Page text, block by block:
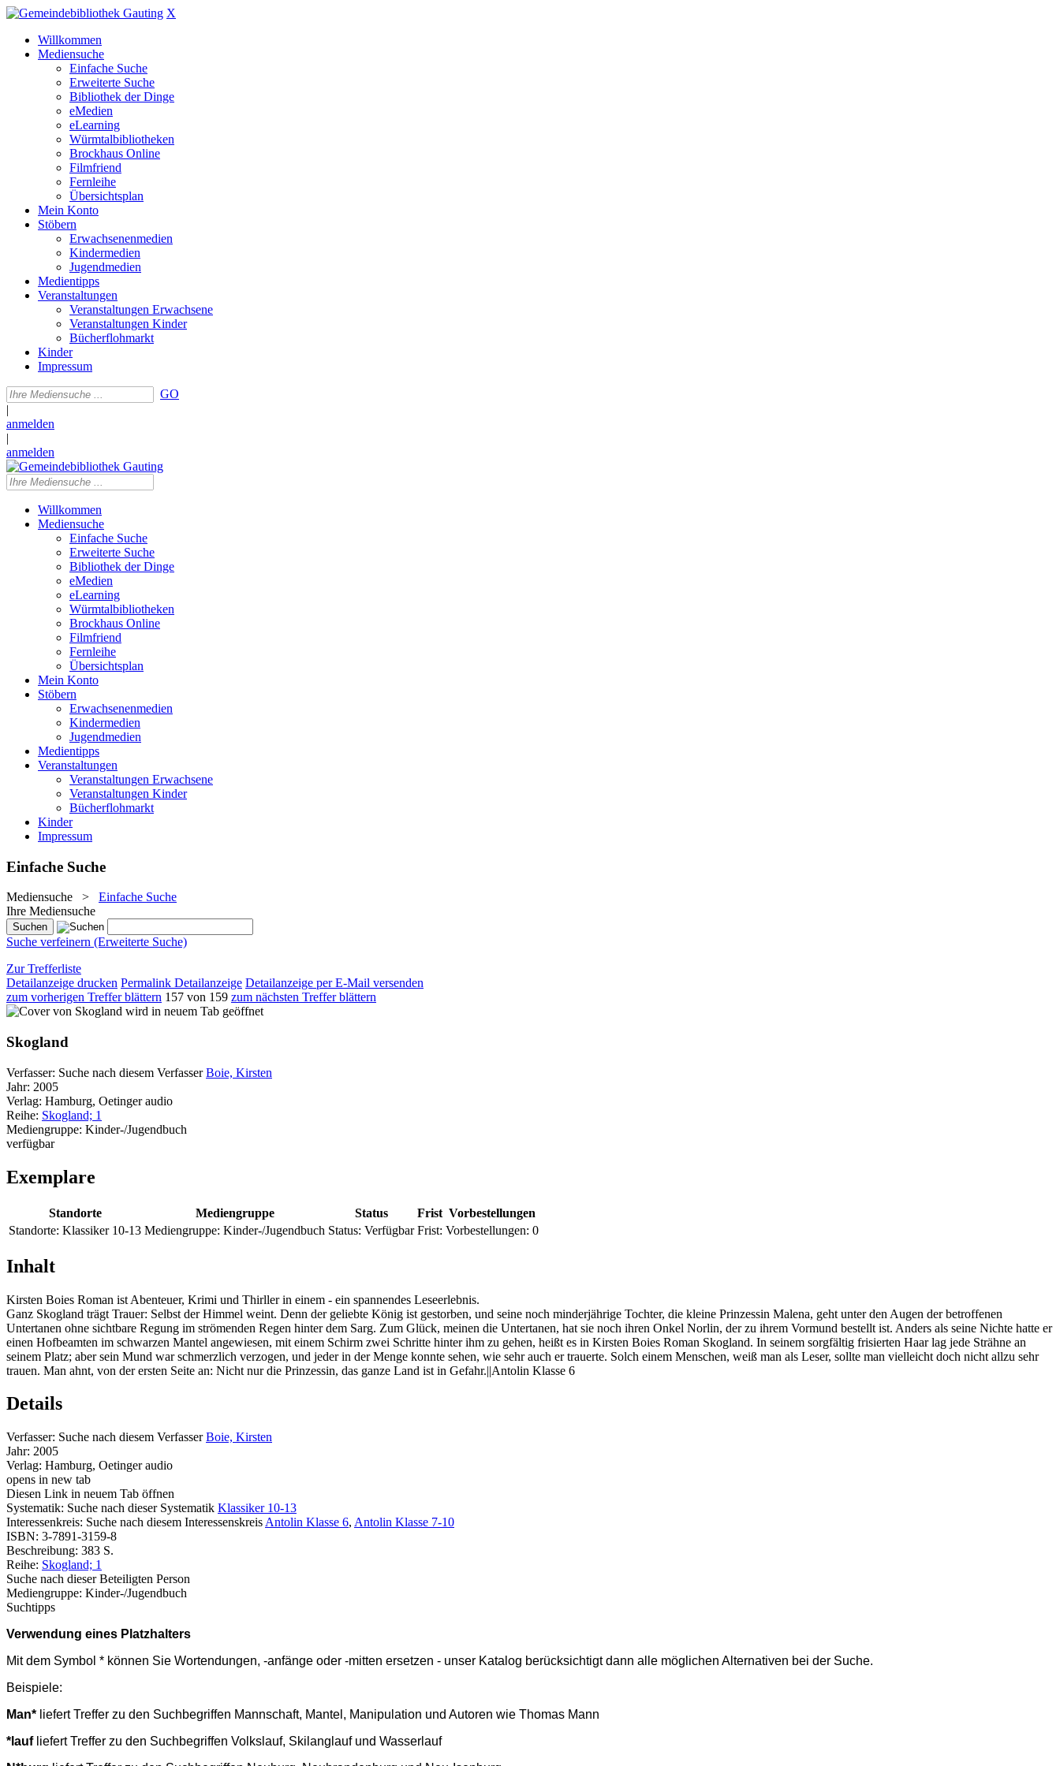
X
Willkommen
Mediensuche
Einfache Suche
Erweiterte Suche
Bibliothek der Dinge
eMedien
eLearning
Würmtalbibliotheken
Brockhaus Online
Filmfriend
Fernleihe
Übersichtsplan
Mein Konto
Stöbern
Erwachsenenmedien
Kindermedien
Jugendmedien
Medientipps
Veranstaltungen
Veranstaltungen Erwachsene
Veranstaltungen Kinder
Bücherflohmarkt
Kinder
Impressum
GO
|
anmelden
|
anmelden
Willkommen
Mediensuche
Einfache Suche
Erweiterte Suche
Bibliothek der Dinge
eMedien
eLearning
Würmtalbibliotheken
Brockhaus Online
Filmfriend
Fernleihe
Übersichtsplan
Mein Konto
Stöbern
Erwachsenenmedien
Kindermedien
Jugendmedien
Medientipps
Veranstaltungen
Veranstaltungen Erwachsene
Veranstaltungen Kinder
Bücherflohmarkt
Kinder
Impressum
Einfache Suche
Mediensuche > Einfache Suche
Ihre Mediensuche
Suche verfeinern (Erweiterte Suche)
Zur Trefferliste
Detailanzeige drucken Permalink Detailanzeige Detailanzeige per E-Mail versenden
zum vorherigen Treffer blättern 157 von 159 zum nächsten Treffer blättern
wird in neuem Tab geöffnet
Skogland
Verfasser: Suche nach diesem Verfasser Boie, Kirsten
Jahr: 2005
Verlag: Hamburg, Oetinger audio
Reihe: Skogland; 1
Mediengruppe: Kinder-/Jugendbuch
verfügbar
Exemplare
Standorte Mediengruppe Status Frist Vorbestellungen
Standorte: Klassiker 10-13 Mediengruppe: Kinder-/Jugendbuch Status: Verfügbar Frist: Vorbestellungen: 0
Inhalt
Kirsten Boies Roman ist Abenteuer, Krimi und Thirller in einem - ein spannendes Leseerlebnis.
Ganz Skogland trägt Trauer: Selbst der Himmel weint. Denn der geliebte König ist gestorben, und seine noch minderjährige Tochter, die kleine Prinzessin Malena, geht unter den Augen der betroffenen
Untertanen ohne sichtbare Regung im strömenden Regen hinter dem Sarg. Zum Glück, meinen die Untertanen, hat sie noch ihren Onkel Norlin, der zu ihrem Vormund bestellt ist. Anders als seine Nichte hatte er
einen Hofbeamten im schwarzen Mantel angewiesen, mit einem Schirm zwei Schritte hinter ihm zu gehen, heißt es in Kirsten Boies Roman Skogland. In seinem sorgfältig frisierten Haar lag jede Strähne an
seinem Platz; aber sein Mund war schmerzlich verzogen, und jeder in der Menge konnte sehen, wie sehr auch er trauerte. Solch einem Menschen, weiß man als Leser, sollte man vielleicht doch nicht allzu sehr
trauen. Man ahnt, von der ersten Seite an: Nicht nur die Prinzessin, das ganze Land ist in Gefahr.||Antolin Klasse 6
Details
Verfasser: Suche nach diesem Verfasser Boie, Kirsten
Jahr: 2005
Verlag: Hamburg, Oetinger audio
opens in new tab
Diesen Link in neuem Tab öffnen
Systematik: Suche nach dieser Systematik Klassiker 10-13
Interessenkreis: Suche nach diesem Interessenskreis Antolin Klasse 6, Antolin Klasse 7-10
ISBN: 3-7891-3159-8
Beschreibung: 383 S.
Reihe: Skogland; 1
Suche nach dieser Beteiligten Person
Mediengruppe: Kinder-/Jugendbuch
Suchtipps
Verwendung eines Platzhalters
Mit dem Symbol * können Sie Wortendungen, -anfänge oder -mitten ersetzen - unser Katalog berücksichtigt dann alle möglichen Alternativen bei der Suche.
Beispiele:
Man* liefert Treffer zu den Suchbegriffen Mannschaft, Mantel, Manipulation und Autoren wie Thomas Mann
*lauf liefert Treffer zu den Suchbegriffen Volkslauf, Skilanglauf und Wasserlauf